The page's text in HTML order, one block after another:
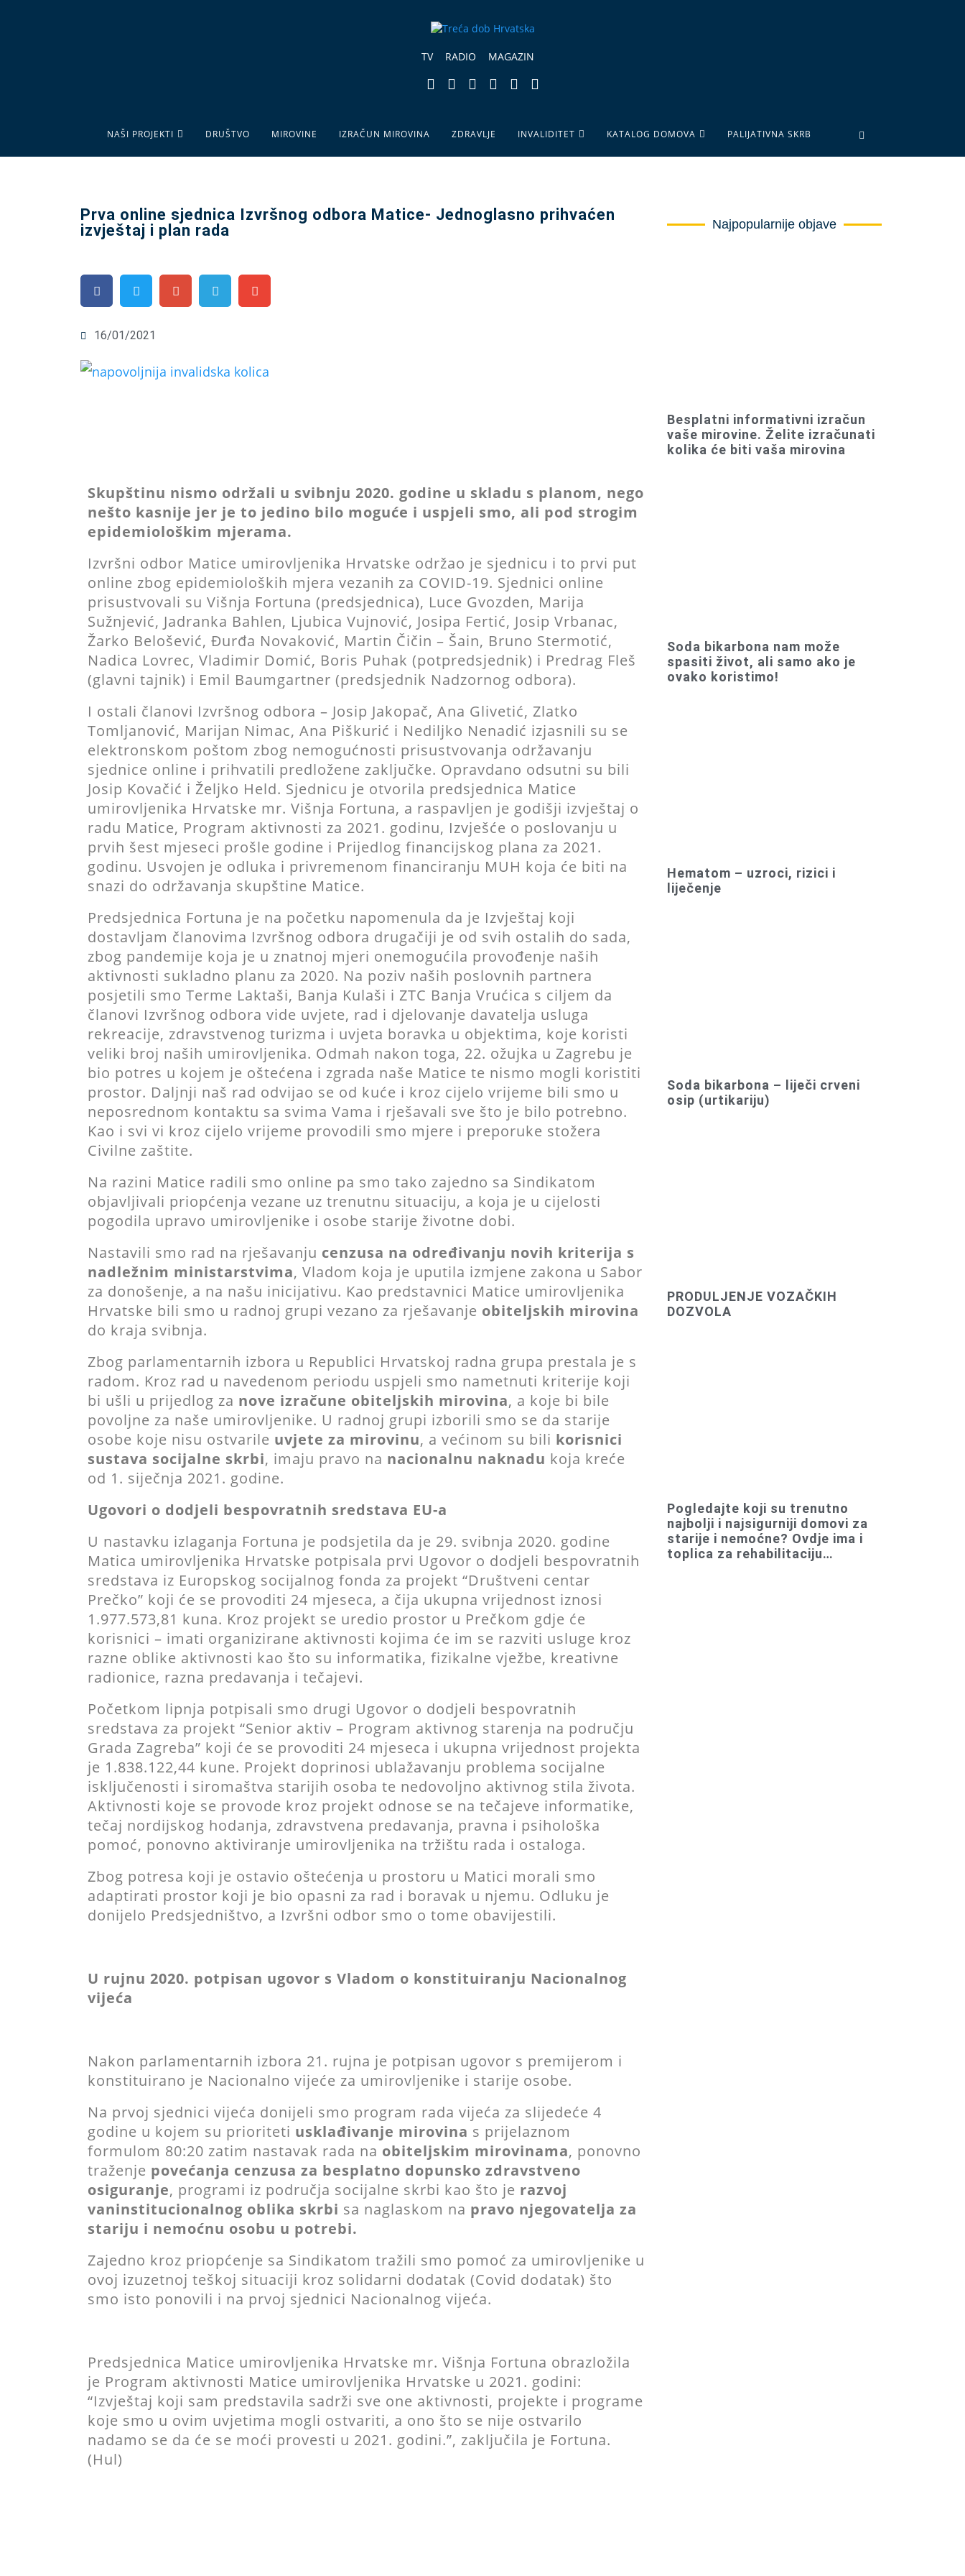
TV RADIO MAGAZIN
NAŠI PROJEKTI DRUŠTVO MIROVINE IZRAČUN MIROVINA ZDRAVLJE INVALIDITET KATALOG DOMOVA PALIJATIVNA SKRB
Prva online sjednica Izvršnog odbora Matice- Jednoglasno prihvaćen
izvještaj i plan rada
16/01/2021
Skupštinu nismo održali u svibnju 2020. godine u skladu s planom, nego
nešto kasnije jer je to jedino bilo moguće i uspjeli smo, ali pod strogim
epidemiološkim mjerama.
Izvršni odbor Matice umirovljenika Hrvatske održao je sjednicu i to prvi put
online zbog epidemioloških mjera vezanih za COVID-19. Sjednici online
prisustvovali su Višnja Fortuna (predsjednica), Luce Gvozden, Marija
Sužnjević, Jadranka Bahlen, Ljubica Vujnović, Josipa Fertić, Josip Vrbanac,
Žarko Belošević, Đurđa Novaković, Martin Čičin – Šain, Bruno Stermotić,
Nadica Lovrec, Vladimir Domić, Boris Puhak (potpredsjednik) i Predrag Fleš
(glavni tajnik) i Emil Baumgartner (predsjednik Nadzornog odbora).
I ostali članovi Izvršnog odbora – Josip Jakopač, Ana Glivetić, Zlatko
Tomljanović, Marijan Nimac, Ana Piškurić i Nediljko Nenadić izjasnili su se
elektronskom poštom zbog nemogućnosti prisustvovanja održavanju
sjednice online i prihvatili predložene zaključke. Opravdano odsutni su bili
Josip Kovačić i Željko Held. Sjednicu je otvorila predsjednica Matice
umirovljenika Hrvatske mr. Višnja Fortuna, a raspavljen je godišji izvještaj o
radu Matice, Program aktivnosti za 2021. godinu, Izvješće o poslovanju u
prvih šest mjeseci prošle godine i Prijedlog financijskog plana za 2021.
godinu. Usvojen je odluka i privremenom financiranju MUH koja će biti na
snazi do održavanja skupštine Matice.
Predsjednica Fortuna je na početku napomenula da je Izvještaj koji
dostavljam članovima Izvršnog odbora drugačiji je od svih ostalih do sada,
zbog pandemije koja je u znatnoj mjeri onemogućila provođenje naših
aktivnosti sukladno planu za 2020. Na poziv naših poslovnih partnera
posjetili smo Terme Laktaši, Banja Kulaši i ZTC Banja Vrućica s ciljem da
članovi Izvršnog odbora vide uvjete, rad i djelovanje davatelja usluga
rekreacije, zdravstvenog turizma i uvjeta boravka u objektima, koje koristi
veliki broj naših umirovljenika. Odmah nakon toga, 22. ožujka u Zagrebu je
bio potres u kojem je oštećena i zgrada naše Matice te nismo mogli koristiti
prostor. Daljnji naš rad odvijao se od kuće i kroz cijelo vrijeme bili smo u
neposrednom kontaktu sa svima Vama i rješavali sve što je bilo potrebno.
Kao i svi vi kroz cijelo vrijeme provodili smo mjere i preporuke stožera
Civilne zaštite.
Na razini Matice radili smo online pa smo tako zajedno sa Sindikatom
objavljivali priopćenja vezane uz trenutnu situaciju, a koja je u cijelosti
pogodila upravo umirovljenike i osobe starije životne dobi.
Nastavili smo rad na rješavanju cenzusa na određivanju novih kriterija s
nadležnim ministarstvima, Vladom koja je uputila izmjene zakona u Sabor
za donošenje, a na našu inicijativu. Kao predstavnici Matice umirovljenika
Hrvatske bili smo u radnoj grupi vezano za rješavanje obiteljskih mirovina
do kraja svibnja.
Zbog parlamentarnih izbora u Republici Hrvatskoj radna grupa prestala je s
radom. Kroz rad u navedenom periodu uspjeli smo nametnuti kriterije koji
bi ušli u prijedlog za nove izračune obiteljskih mirovina, a koje bi bile
povoljne za naše umirovljenike. U radnoj grupi izborili smo se da starije
osobe koje nisu ostvarile uvjete za mirovinu, a većinom su bili korisnici
sustava socijalne skrbi, imaju pravo na nacionalnu naknadu koja kreće
od 1. siječnja 2021. godine.
Ugovori o dodjeli bespovratnih sredstava EU-a
U nastavku izlaganja Fortuna je podsjetila da je 29. svibnja 2020. godine
Matica umirovljenika Hrvatske potpisala prvi Ugovor o dodjeli bespovratnih
sredstava iz Europskog socijalnog fonda za projekt “Društveni centar
Prečko” koji će se provoditi 24 mjeseca, a čija ukupna vrijednost iznosi
1.977.573,81 kuna. Kroz projekt se uredio prostor u Prečkom gdje će
korisnici – imati organizirane aktivnosti kojima će im se razviti usluge kroz
razne oblike aktivnosti kao što su informatika, fizikalne vježbe, kreativne
radionice, razna predavanja i tečajevi.
Početkom lipnja potpisali smo drugi Ugovor o dodjeli bespovratnih
sredstava za projekt “Senior aktiv – Program aktivnog starenja na području
Grada Zagreba” koji će se provoditi 24 mjeseca i ukupna vrijednost projekta
je 1.838.122,44 kune. Projekt doprinosi ublažavanju problema socijalne
isključenosti i siromaštva starijih osoba te nedovoljno aktivnog stila života.
Aktivnosti koje se provode kroz projekt odnose se na tečajeve informatike,
tečaj nordijskog hodanja, zdravstvena predavanja, pravna i psihološka
pomoć, ponovno aktiviranje umirovljenika na tržištu rada i ostaloga.
Zbog potresa koji je ostavio oštećenja u prostoru u Matici morali smo
adaptirati prostor koji je bio opasni za rad i boravak u njemu. Odluku je
donijelo Predsjedništvo, a Izvršni odbor smo o tome obavijestili.
U rujnu 2020. potpisan ugovor s Vladom o konstituiranju Nacionalnog
vijeća
Nakon parlamentarnih izbora 21. rujna je potpisan ugovor s premijerom i
konstituirano je Nacionalno vijeće za umirovljenike i starije osobe.
Na prvoj sjednici vijeća donijeli smo program rada vijeća za slijedeće 4
godine u kojem su prioriteti usklađivanje mirovina s prijelaznom
formulom 80:20 zatim nastavak rada na obiteljskim mirovinama, ponovno
traženje povećanja cenzusa za besplatno dopunsko zdravstveno
osiguranje, programi iz područja socijalne skrbi kao što je razvoj
vaninstitucionalnog oblika skrbi sa naglaskom na pravo njegovatelja za
stariju i nemoćnu osobu u potrebi.
Zajedno kroz priopćenje sa Sindikatom tražili smo pomoć za umirovljenike u
ovoj izuzetnoj teškoj situaciji kroz solidarni dodatak (Covid dodatak) što
smo isto ponovili i na prvoj sjednici Nacionalnog vijeća.
Predsjednica Matice umirovljenika Hrvatske mr. Višnja Fortuna obrazložila
je Program aktivnosti Matice umirovljenika Hrvatske u 2021. godini:
“Izvještaj koji sam predstavila sadrži sve one aktivnosti, projekte i programe
koje smo u ovim uvjetima mogli ostvariti, a ono što se nije ostvarilo
nadamo se da će se moći provesti u 2021. godini.”, zaključila je Fortuna.
(Hul)
Najpopularnije objave
Besplatni informativni izračun
vaše mirovine. Želite izračunati
kolika će biti vaša mirovina
Soda bikarbona nam može
spasiti život, ali samo ako je
ovako koristimo!
Hematom – uzroci, rizici i
liječenje
Soda bikarbona – liječi crveni
osip (urtikariju)
PRODULJENJE VOZAČKIH
DOZVOLA
Pogledajte koji su trenutno
najbolji i najsigurniji domovi za
starije i nemoćne? Ovdje ima i
toplica za rehabilitaciju…